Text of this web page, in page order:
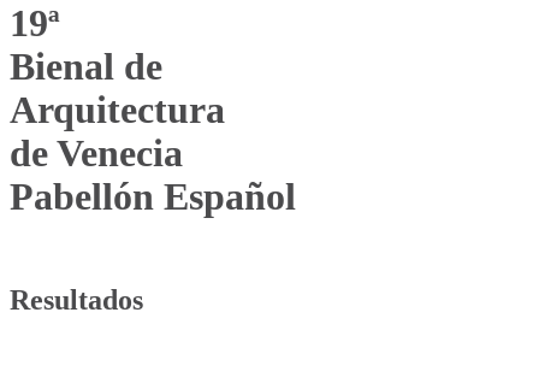
19ª
Bienal de
Arquitectura
de Venecia
Pabellón Español
Resultados